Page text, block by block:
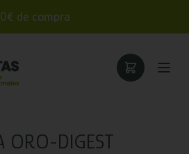
de compra
ORO-DIGEST